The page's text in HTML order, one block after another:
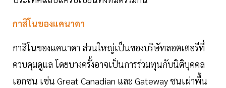
กาสิโนของแคนาดา
กาสิโนของแคนาดา ส่วนใหญ่เป็นของบริษัทลอตเตอรีที่
ควบคุมดูแล โดยบางครั้งอาจเป็นการร่วมทุนกับนิติบุคคล
เอกชน เช่น Great Canadian และ Gateway ชนเผ่าพื้น